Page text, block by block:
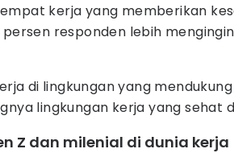
kerja yang memberikan
responden lebih
di lingkungan yang
lingkungan kerja yang sehat
Z dan milenial di dunia kerja